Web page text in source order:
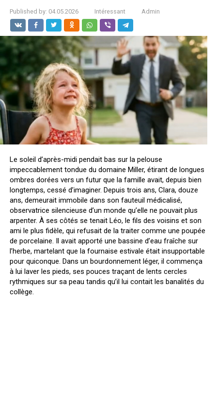
Published by: 04.05.2026 Intéressant Admin
Le soleil d’après-midi pendait bas sur la pelouse
impeccablement tondue du domaine Miller, étirant de longues
ombres dorées vers un futur que la famille avait, depuis bien
longtemps, cessé d’imaginer. Depuis trois ans, Clara, douze
ans, demeurait immobile dans son fauteuil médicalisé,
observatrice silencieuse d’un monde qu’elle ne pouvait plus
arpenter. À ses côtés se tenait Léo, le fils des voisins et son
ami le plus fidèle, qui refusait de la traiter comme une poupée
de porcelaine. Il avait apporté une bassine d’eau fraîche sur
l’herbe, martelant que la fournaise estivale était insupportable
pour quiconque. Dans un bourdonnement léger, il commença
à lui laver les pieds, ses pouces traçant de lents cercles
rythmiques sur sa peau tandis qu’il lui contait les banalités du
collège.